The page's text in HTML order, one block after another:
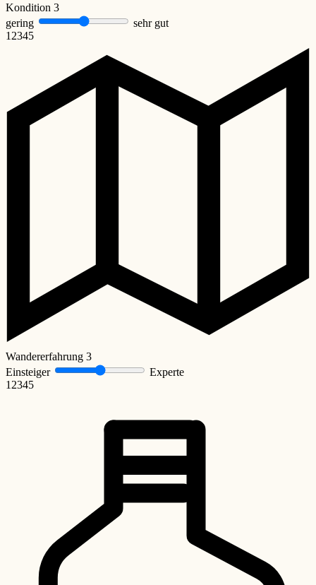
Kondition 3
gering
sehr gut
1 2345
Wandererfahrung 3
Einsteiger
Experte
1 2345